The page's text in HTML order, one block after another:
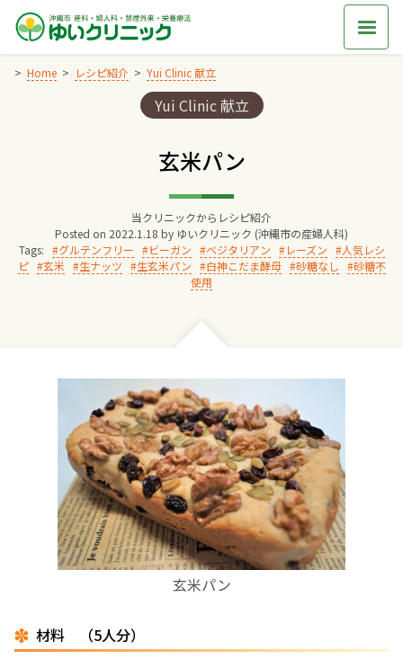
Skip
content
Home レシピ紹介 Yui Clinic 献立
Categories:
Yui Clinic 献立
玄米パン
当クリニックからレシピ紹介
Posted on 2022.1.18 by ゆいクリニック (沖縄市の産婦人科)
Tags:
グルテンフリー ビーガン ベジタリアン レーズン
人気レシ
ピ
玄米 生ナッツ 生玄米パン 白神こだま酵母 砂糖なし
砂糖不
使用
玄米パン
材料 （5人分）
院長からのごあいさつ
ゆいクリニックの経営理念
診療料金
妊婦健診
お産について
親と子の結びつき支援
母乳育児
予防接種